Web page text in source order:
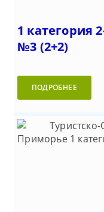
1 категория
№3 (2+2)
ПОДРОБНЕЕ